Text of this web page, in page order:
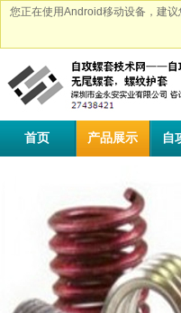
您正在使用Android移动设备，建
首页 产品展示 自